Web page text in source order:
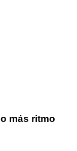
más ritmo